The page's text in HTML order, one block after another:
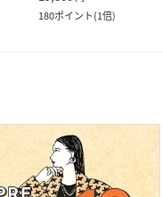
180ポイント(1倍)